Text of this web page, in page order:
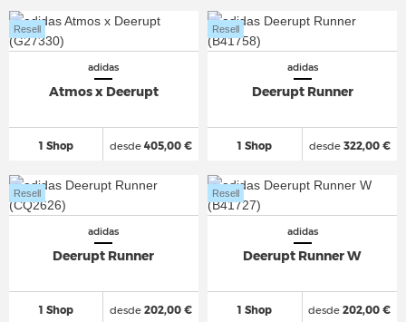
adidas
Atmos x Deerupt
1 Shop
Resell
desde405,00 €
adidas
Deerupt Runner
1 Shop
Resell
desde322,00 €
adidas
Deerupt Runner
1 Shop
Resell
desde202,00 €
adidas
Deerupt Runner W
1 Shop
Resell
desde 202,00 €